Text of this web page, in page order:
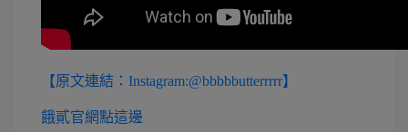
【原文連結：Instagram:@bbbbbutterrrrr】
餓貳官網點這邊